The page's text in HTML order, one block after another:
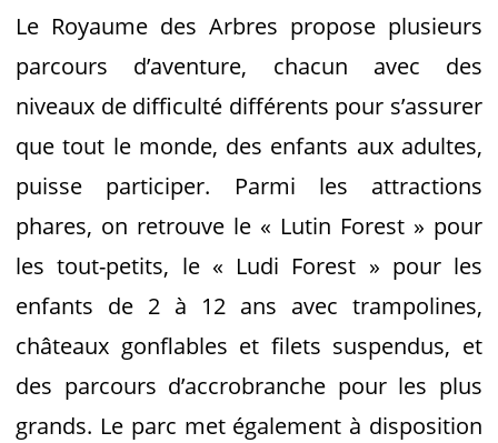
Le Royaume des Arbres propose plusieurs
parcours d’aventure, chacun avec des
niveaux de difficulté différents pour s’assurer
que tout le monde, des enfants aux adultes,
puisse participer. Parmi les attractions
phares, on retrouve le « Lutin Forest » pour
les tout-petits, le « Ludi Forest » pour les
enfants de 2 à 12 ans avec trampolines,
châteaux gonflables et filets suspendus, et
des parcours d’accrobranche pour les plus
grands. Le parc met également à disposition